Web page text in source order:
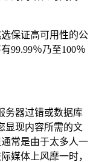
保证高可用性的公
99.99％乃至100％
务器过错或数据库
显现内容所需的文
常是由于太多人一
媒体上风靡一时，